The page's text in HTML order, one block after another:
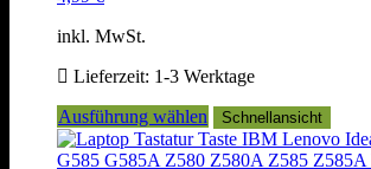
inkl. MwSt.
Lieferzeit: 1-3 Werktage
Ausführung wählen
Dieses
Produkt
weist
Schnellansicht